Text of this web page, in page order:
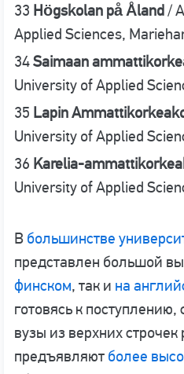
33 Högskolan på Åland/
Applied Sciences,
34Saimaan
University of Applied
35 Lapin
University of Applied
36 Karelia-
University of Applied
В большинстве
представлен большой
финском, так и на
готовясь к поступлению,
вузы из верхних строчек
предъявляют более